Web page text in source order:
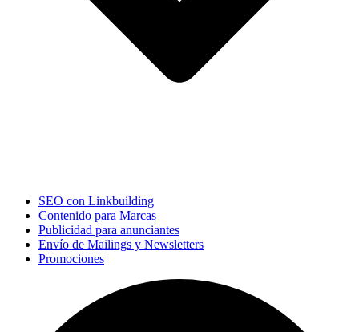
SEO con Linkbuilding
Contenido para Marcas
Publicidad para anunciantes
Envío de Mailings y Newsletters
Promociones